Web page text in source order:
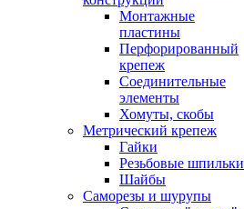
Монтажные
пластины
Перфорированный
крепеж
Соединительные
элементы
Хомуты, скобы
Метрический крепеж
Гайки
Резьбовые шпильки
Шайбы
Саморезы и шурупы